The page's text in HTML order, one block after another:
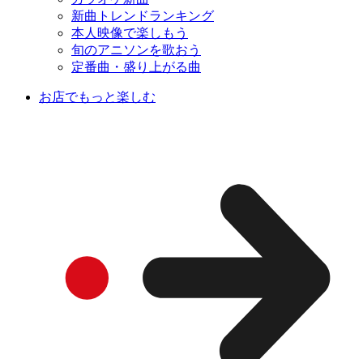
新曲トレンドランキング
本人映像で楽しもう
旬のアニソンを歌おう
定番曲・盛り上がる曲
お店でもっと楽しむ